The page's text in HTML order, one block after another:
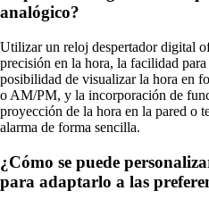
analógico?
Utilizar un reloj despertador digital
precisión en la hora, la facilidad
posibilidad de visualizar la hora en
o AM/PM, y la incorporación de
proyección de la hora en la pared o
alarma de forma sencilla.
¿Cómo se puede
para adaptarlo a las